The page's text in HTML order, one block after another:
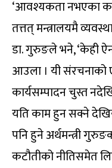
‘आवश्यकता नभएका
तत्तत् मन्त्रालयमै
डा. गुरुङले भने, ‘केही
आउला । यी संरचनाको
कार्यसम्पादन चुस्त
यति काम हुन सक्ने
पनि हुने अर्थमन्त्री
कटौतीको नीतिसमेत